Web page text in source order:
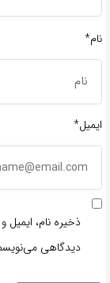
نام*
ایمیل*
ذخیره نام، ایمیل
دیدگاهی